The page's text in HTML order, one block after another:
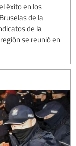
éxito en los
de la
de la
se reunió en